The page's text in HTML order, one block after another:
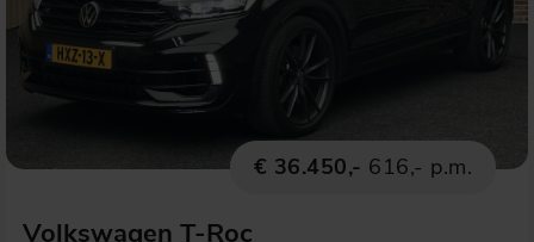
€ 36.450,- 616,- p.m.
Volkswagen T-Roc